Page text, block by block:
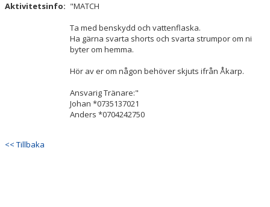
Aktivitetsinfo: "MATCH
Ta med benskydd och vattenflaska.
Ha gärna svarta shorts och svarta strumpor om ni
byter om hemma.
Hör av er om någon behöver skjuts ifrån Åkarp.
Ansvarig Tränare:"
Johan *0735137021
Anders *0704242750
<< Tillbaka